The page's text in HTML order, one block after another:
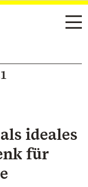
ideales
für